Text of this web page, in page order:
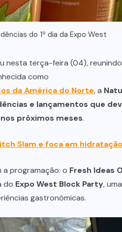
do 1º dia da Expo West
nesta terça-feira (04),
como
da América do Norte, a
e lançamentos que
próximos meses.
Slam e foca em
a programação: o Fresh Ideas
do Expo West Block Party,
gastronômicas.